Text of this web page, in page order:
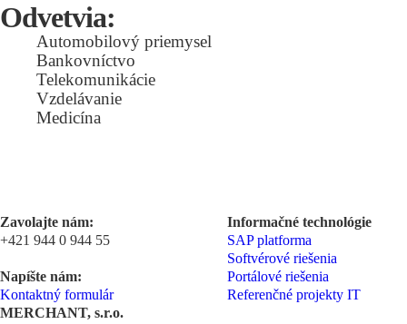
Odvetvia:
Automobilový priemysel
Bankovníctvo
Telekomunikácie
Vzdelávanie
Medicína
Zavolajte nám:
+421 944 0 944 55
Napíšte nám:
Kontaktný formulár
Informačné technológie
SAP platforma
Softvérové riešenia
Portálové riešenia
Referenčné projekty IT
MERCHANT, s.r.o.